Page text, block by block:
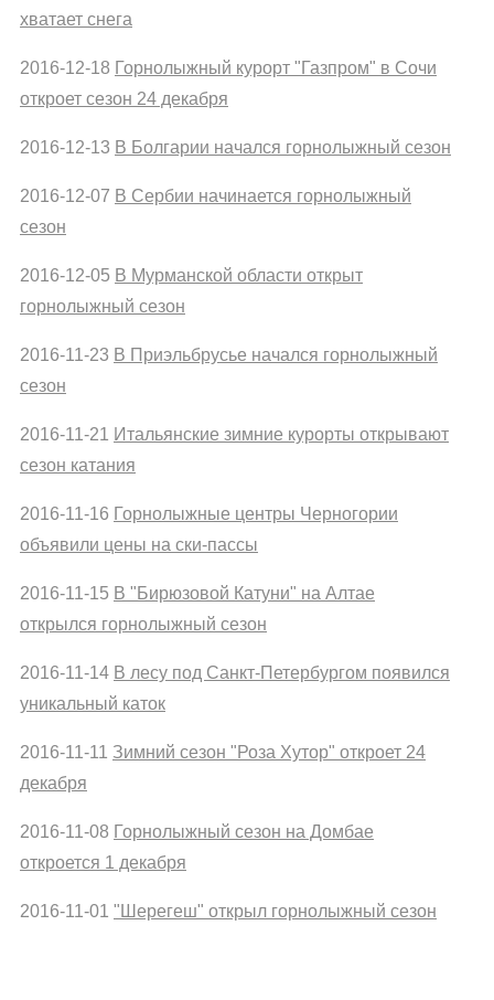
хватает снега
2016-12-18 Горнолыжный курорт "Газпром" в Сочи
откроет сезон 24 декабря
2016-12-13 В Болгарии начался горнолыжный сезон
2016-12-07 В Сербии начинается горнолыжный
сезон
2016-12-05 В Мурманской области открыт
горнолыжный сезон
2016-11-23 В Приэльбрусье начался горнолыжный
сезон
2016-11-21 Итальянские зимние курорты открывают
сезон катания
2016-11-16 Горнолыжные центры Черногории
объявили цены на ски-пассы
2016-11-15 В "Бирюзовой Катуни" на Алтае
открылся горнолыжный сезон
2016-11-14 В лесу под Санкт-Петербургом появился
уникальный каток
2016-11-11 Зимний сезон "Роза Хутор" откроет 24
декабря
2016-11-08 Горнолыжный сезон на Домбае
откроется 1 декабря
2016-11-01 "Шерегеш" открыл горнолыжный сезон